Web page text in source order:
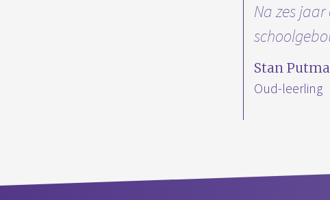
Na zes jaar
Stan
Oud-leerling